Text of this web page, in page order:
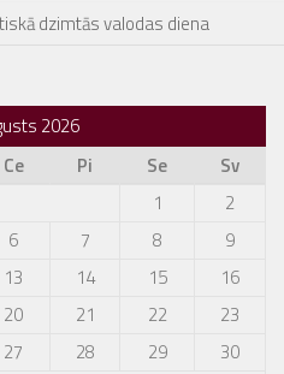
dzimtās valodas diena
2026
Ce Pi Se
Sv
1
2
6 7 8
9
13 14 15
16
20 21 22
23
27 28 29
30